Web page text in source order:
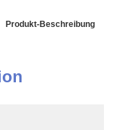
Produkt-Beschreibung